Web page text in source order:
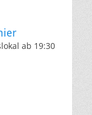
ab 19:30